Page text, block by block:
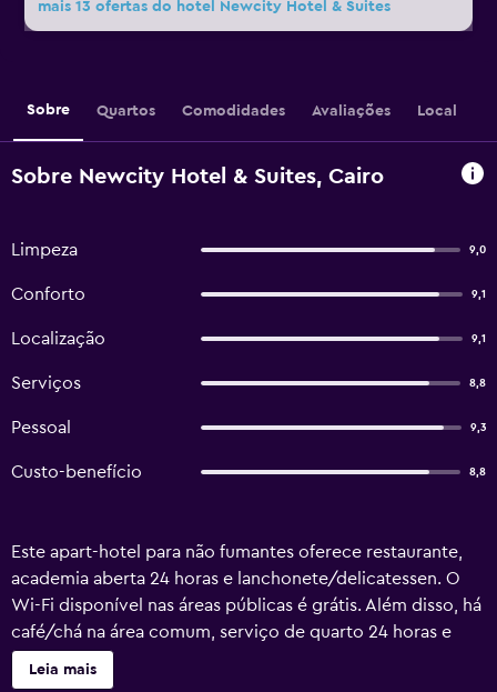
mais 13 ofertas do hotel Newcity Hotel & Suites
Sobre Quartos Comodidades Avaliações Local
Sobre Newcity Hotel & Suites, Cairo
Limpeza 9,0
Conforto 9,1
Localização 9,1
Serviços 8,8
Pessoal 9,3
Custo-benefício 8,8
Este apart-hotel para não fumantes oferece restaurante,
academia aberta 24 horas e lanchonete/delicatessen. O
Wi-Fi disponível nas áreas públicas é grátis. Além disso, há
café/chá na área comum, serviço de quarto 24 horas e
business center no local. Este apart-hotel oferece
comodidades como geladeira e micro-ondas, além de Wi-
Leia mais